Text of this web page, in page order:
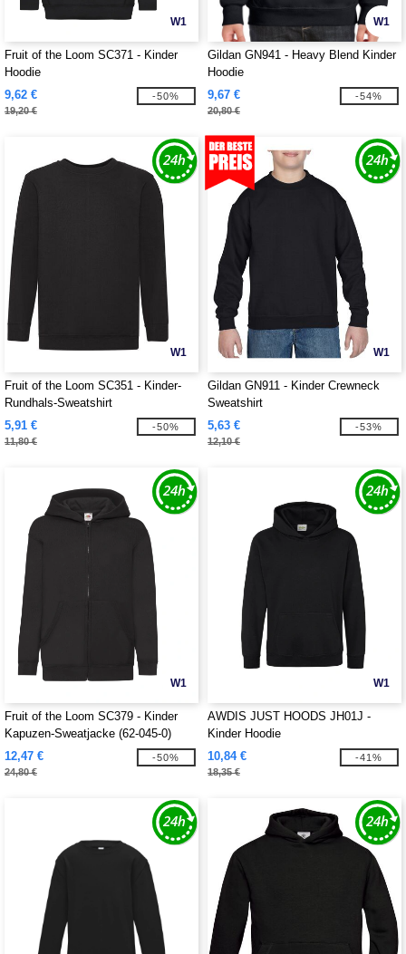
W1
Fruit of the Loom SC371 - Kinder
Hoodie
9,62 €
19,20 €
-50%
W1
Gildan GN941 - Heavy Blend Kinder
Hoodie
9,67 €
20,80 €
-54%
W1
Fruit of the Loom SC351 - Kinder-
Rundhals-Sweatshirt
5,91 €
11,80 €
-50%
W1
Gildan GN911 - Kinder Crewneck
Sweatshirt
5,63 €
12,10 €
-53%
W1
Fruit of the Loom SC379 - Kinder
Kapuzen-Sweatjacke (62-045-0)
12,47 €
24,80 €
-50%
W1
AWDIS JUST HOODS JH01J -
Kinder Hoodie
10,84 €
18,35 €
-41%